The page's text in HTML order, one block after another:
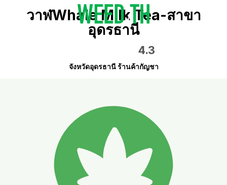
วาฬWhale Milk Tea-สาขา
อุดรธานี
4.3
จังหวัดอุดรธานี ร้านค้ากัญชา